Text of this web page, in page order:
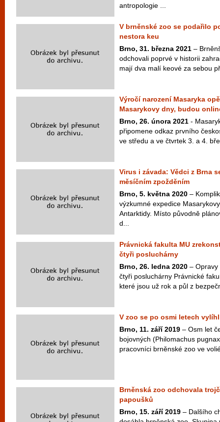
antropologie ...
V brněnské zoo se podařilo
nestora keu
Brno, 31. března 2021 –
odchovali poprvé v historii
mají dva malí keové za sebou
Výročí narození Masaryka
Masarykovy dny, budou
Brno, 26. února 2021 -
připomene odkaz prvního
ve středu a ve čtvrtek 3. a 4.
Virus i závada: Vědci z Brna
měsíčním zpožděním
Brno, 5. května 2020 –
výzkumné expedice
Antarktidy. Místo původně
d...
Právnická fakulta MU
čtyři posluchárny
Brno, 26. ledna 2020 – Opravy
čtyři posluchárny Právnické
které jsou už rok a půl z
V zoo se po osmi letech
Brno, 11. září 2019 – Osm let
bojovných (Philomachus
pracovníci brněnské zoo ve
Brněnská zoo odchovala
papoušků
Brno, 15. září 2019 – Dalšího